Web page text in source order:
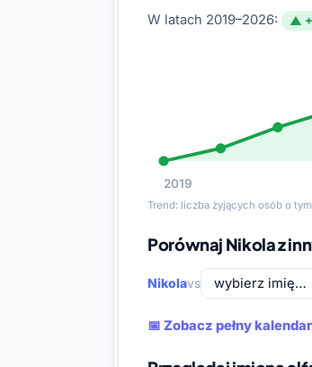
W latach 2019–2026: ▲
2019
Trend: liczba żyjących osób o
Porównaj Nikola z
Nikolavs
📅 Zobacz pełny